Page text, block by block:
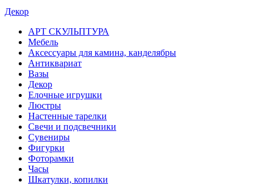
Декор
АРТ СКУЛЬПТУРА
Мебель
Аксессуары для камина, канделябры
Антиквариат
Вазы
Декор
Елочные игрушки
Люстры
Настенные тарелки
Свечи и подсвечники
Сувениры
Фигурки
Фоторамки
Часы
Шкатулки, копилки